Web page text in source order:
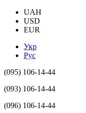
UAH
USD
EUR
Укр
Рус
(095) 106-14-44
(093) 106-14-44
(096) 106-14-44